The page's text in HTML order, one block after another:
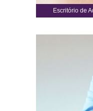
Escritório de